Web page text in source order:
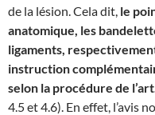
de la lésion. Cela dit, le
anatomique, les
ligaments,
instruction
selon la procédure de
4.5 et 4.6). En effet, l’avis